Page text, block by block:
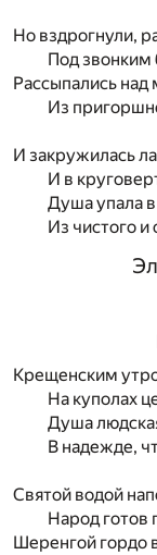
Но вздрогнули,
Под звонким
Рассыпались
Из
И закружилась
И в
Душа упала
Из чистого и
Крещенским
На куполах
Душа
В надежде,
Святой водой
Народ готов
Шеренгой гордо